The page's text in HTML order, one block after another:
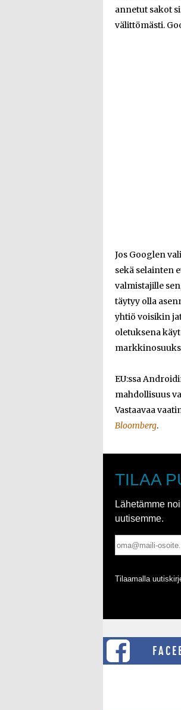
annetut sakot
välittömästi.
Jos Googlen
sekä selainten
valmistajille
täytyy olla
yhtiö voisikin
oletuksena
EU:ssa
mahdollisuus
Vastaavaa
Bloomberg.
TILAA
Lähetämme
uutisemme.
Tilaamalla